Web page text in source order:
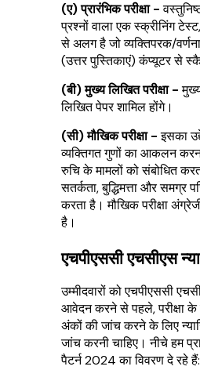
(ए) प्रारंभिक परीक्षा -
प्रश्नों वाला एक स्क्रीनिंग
से अलग है जो व्यक्तिपरक/
(उत्तर पुस्तिकाएं) कंप्यूटर से
(बी) मुख्य लिखित परीक्षा -
लिखित पेपर शामिल होंगे।
(सी) मौखिक परीक्षा -इसका
व्यक्तिगत गुणों का आकलन
रुचि के मामलों को संबोधित
सतर्कता, बुद्धिमत्ता और समग्र
करता है। मौखिक परीक्षा
है।
एचपीएससी एचसीएस
उम्मीदवारों को एचपीएससी
आवेदन करने से पहले, परीक्षा
अंकों की जांच करने के लिए
जांच करनी चाहिए। नीचे हम
पैटर्न 2024 का विवरण दे रहे